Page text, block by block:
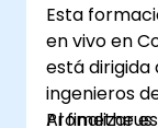
Esta
en vivo en
está dirigida
ingenieros
Al finalizar